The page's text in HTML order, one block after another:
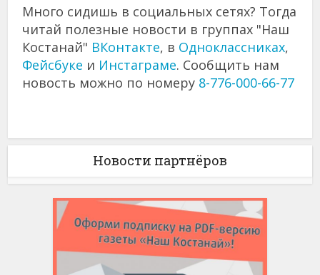
Много сидишь в социальных сетях? Тогда
читай полезные новости в группах "Наш
Костанай" ВКонтакте, в Одноклассниках,
Фейсбуке и Инстаграме. Сообщить нам
новость можно по номеру 8-776-000-66-77
Новости партнёров